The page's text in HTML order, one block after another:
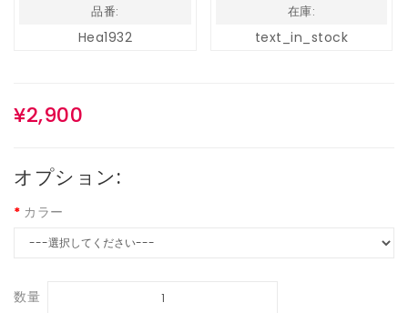
品番:
Hea1932
在庫:
text_in_stock
¥2,900
オプション:
カラー
数量